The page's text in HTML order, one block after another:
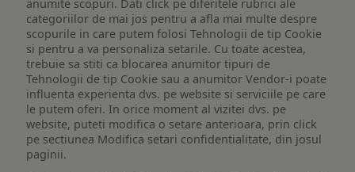
anumite scopuri. Dati click pe diferitele rubrici ale
categoriilor de mai jos pentru a afla mai multe despre
scopurile in care putem folosi Tehnologii de tip Cookie
si pentru a va personaliza setarile. Cu toate acestea,
trebuie sa stiti ca blocarea anumitor tipuri de
Tehnologii de tip Cookie sau a anumitor Vendor-i poate
influenta experienta dvs. pe website si serviciile pe care
le putem oferi. In orice moment al vizitei dvs. pe
website, puteti modifica o setare anterioara, prin click
pe sectiunea Modifica setari confidentialitate, din josul
paginii.